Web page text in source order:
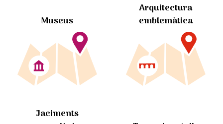
Museus
Arquitectura
emblemàtica
Jaciments